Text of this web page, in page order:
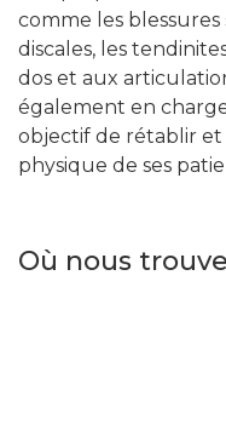
comme les blessures
discales, les
dos et aux
également en charge
objectif de rétablir
physique de ses
Où nous